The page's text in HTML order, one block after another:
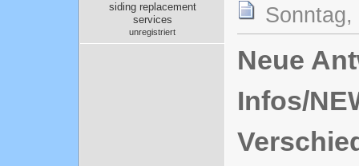
siding replacement
services
unregistriert
Neue
Infos/